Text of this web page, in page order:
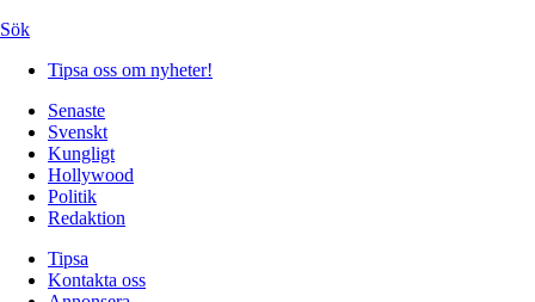
Sök
Tipsa oss om nyheter!
Senaste
Svenskt
Kungligt
Hollywood
Politik
Redaktion
Tipsa
Kontakta oss